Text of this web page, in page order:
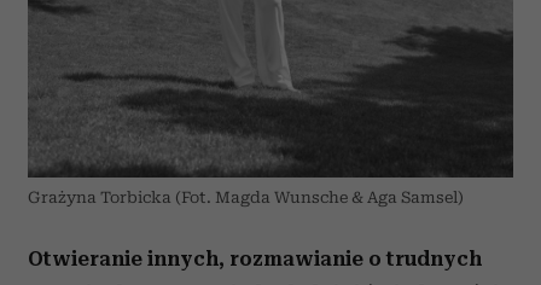
Grażyna Torbicka (Fot. Magda Wunsche & Aga Samsel)
Otwieranie innych, rozmawianie o trudnych